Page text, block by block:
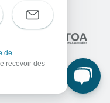
de
recevoir des